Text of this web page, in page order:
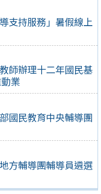
支持服務」暑假線上
師辦理十二年國民基
業
國民教育中央輔導團
方輔導團輔導員遴選